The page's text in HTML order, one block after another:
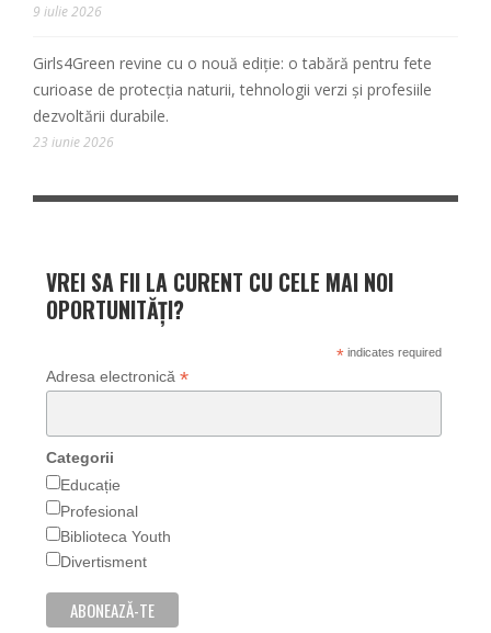
9 iulie 2026
Girls4Green revine cu o nouă ediție: o tabără pentru fete
curioase de protecția naturii, tehnologii verzi și profesiile
dezvoltării durabile.
23 iunie 2026
VREI SA FII LA CURENT CU CELE MAI NOI
OPORTUNITĂȚI?
*indicates required
Adresa electronică *
Categorii
Educație
Profesional
Biblioteca Youth
Divertisment